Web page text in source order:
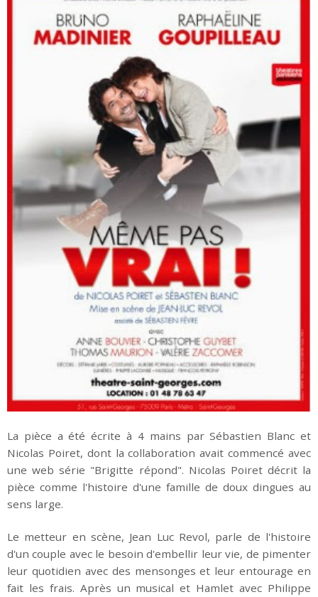
La pièce a été écrite à 4 mains par Sébastien Blanc et
Nicolas Poiret, dont la collaboration avait commencé avec
une web série "Brigitte répond". Nicolas Poiret décrit la
pièce comme l'histoire d'une famille de doux dingues au
sens large.
Le metteur en scène, Jean Luc Revol, parle de l'histoire
d'un couple avec le besoin d'embellir leur vie, de pimenter
leur quotidien avec des mensonges et leur entourage en
fait les frais. Après un musical et Hamlet avec Philippe